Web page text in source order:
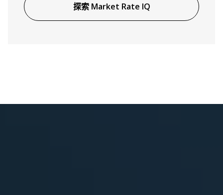
探索 Market Rate IQ